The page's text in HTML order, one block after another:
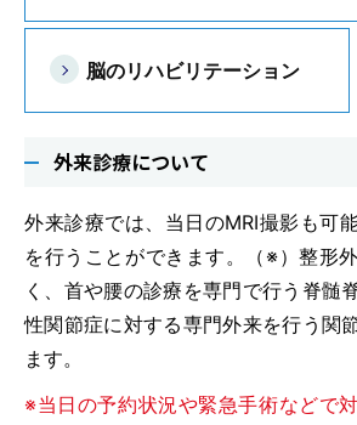
脳のリハビリテーション
外来診療について
外来診療では、当日のMRI撮影も可
を行うことができます。（※）整形
く、首や腰の診療を専門で行う脊髄
性関節症に対する専門外来を行う関
ます。
※当日の予約状況や緊急手術などで